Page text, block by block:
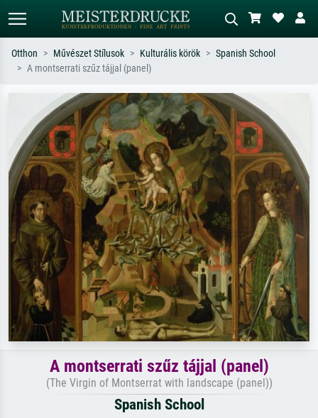
Keressen művész, műcím vagy stílus
szerint – pl. Monet, Csillagos éj,
impresszionizmus, Hokusai-hullám,
akt.
Írja le a jelenetet – pl. zöld rét, sok
piros absztrakt, sötét olajkép, álló akt
egy fa mellett.
Otthon Művészet Stílusok Kulturális körök
Spanish School
A montserrati szűz tájjal (panel)
A montserrati szűz tájjal (panel)
(The Virgin of Montserrat with landscape (panel))
Spanish School